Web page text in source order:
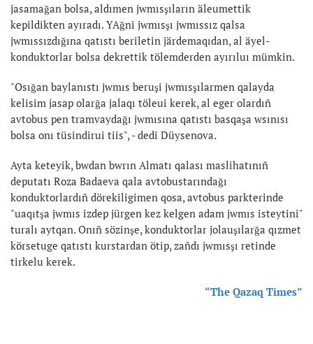
jasamağan bolsa, aldımen jwmısşıların äleumettik
kepildikten ayıradı. YAğni jwmısşı jwmıssız qalsa
jwmıssızdığına qatıstı beriletin järdemaqıdan, al äyel-
konduktorlar bolsa dekrettik tölemderden ayırıluı mümkin.
"Osığan baylanıstı jwmıs beruşi jwmısşılarmen qalayda
kelisim jasap olarğa jalaqı töleui kerek, al eger olardıñ
avtobus pen tramvaydağı jwmısına qatıstı basqaşa wsınısı
bolsa onı tüsindirui tiis", - dedi Düysenova.
Ayta keteyik, bwdan bwrın Almatı qalası maslihatınıñ
deputatı Roza Badaeva qala avtobustarındağı
konduktorlardıñ dörekiligimen qosa, avtobus parkterinde
"uaqıtşa jwmıs izdep jürgen kez kelgen adam jwmıs isteytini"
turalı aytqan. Onıñ sözinşe, konduktorlar jolauşılarğa qızmet
körsetuge qatıstı kurstardan ötip, zañdı jwmısşı retinde
tirkelu kerek.
“The Qazaq Times”